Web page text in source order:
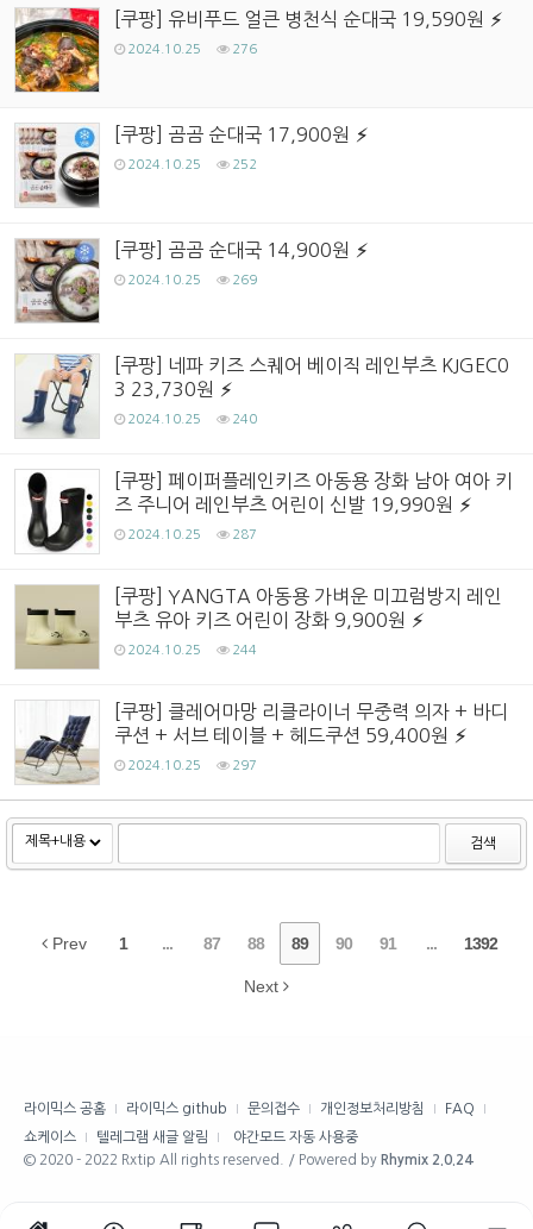
[쿠팡] 유비푸드 얼큰 병천식 순대국 19,590원
2024.10.25 276
[쿠팡] 곰곰 순대국 17,900원
2024.10.25 252
[쿠팡] 곰곰 순대국 14,900원
2024.10.25 269
[쿠팡] 네파 키즈 스퀘어 베이직 레인부츠 KJGEC0
3 23,730원
2024.10.25 240
[쿠팡] 페이퍼플레인키즈 아동용 장화 남아 여아 키
즈 주니어 레인부츠 어린이 신발 19,990원
2024.10.25 287
[쿠팡] YANGTA 아동용 가벼운 미끄럼방지 레인
부츠 유아 키즈 어린이 장화 9,900원
2024.10.25 244
[쿠팡] 클레어마망 리클라이너 무중력 의자 + 바디
쿠션 + 서브 테이블 + 헤드쿠션 59,400원
2024.10.25 297
검색
Prev 1 ... 87 88 89 90 91 ... 1392
Next
라이믹스 공홈 라이믹스 github 문의접수 개인정보처리방침
FAQ
쇼케이스
텔레그램 새글 알림
야간모드 자동 사용중
© 2020 - 2022 Rxtip All rights reserved. / Powered by Rhymix 2.0.24